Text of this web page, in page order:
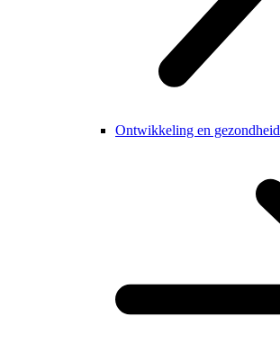
Ontwikkeling en gezondheid